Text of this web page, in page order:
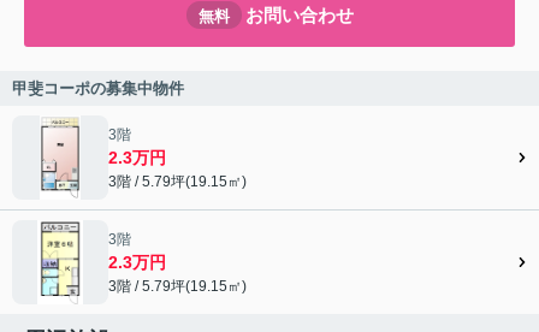
無料 お問い合わせ
甲斐コーポの募集中物件
3階
2.3万円
3階 / 5.79坪(19.15㎡)
3階
2.3万円
3階 / 5.79坪(19.15㎡)